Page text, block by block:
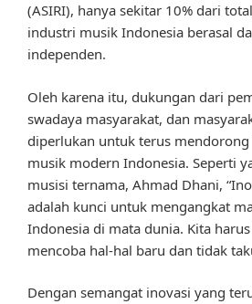
(ASIRI), hanya sekitar 10% dari
industri musik Indonesia berasal
independen.
Oleh karena itu, dukungan dari
swadaya masyarakat, dan
diperlukan untuk terus
musik modern Indonesia. Seperti
musisi ternama, Ahmad Dhani,
adalah kunci untuk mengangkat
Indonesia di mata dunia. Kita
mencoba hal-hal baru dan tidak
Dengan semangat inovasi yang